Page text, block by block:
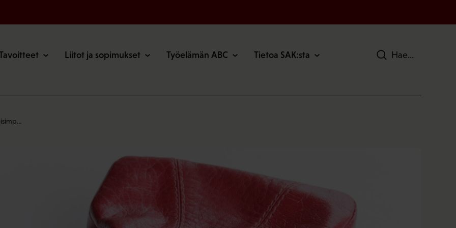
Liitot ja sopimukset Työelämän ABC Tietoa SAK:sta Hae